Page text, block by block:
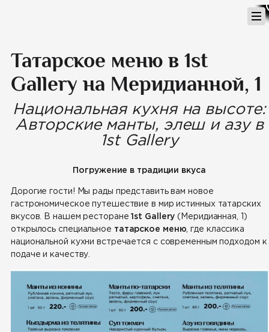
Татарское меню в 1st
Gallery на Меридианной, 1
Национальная кухня на высоте:
Авторские манты, элеш и азу в
1st Gallery
Погружение в традиции вкуса
Дорогие гости! Мы рады представить вам новое
гастрономическое путешествие в мир истинных татарских
вкусов. В нашем ресторане1st Gallery (Меридианная, 1)
открылось специальное татарское меню , где классика
национальной кухни встречается с современным подходом к
подаче и качеству.